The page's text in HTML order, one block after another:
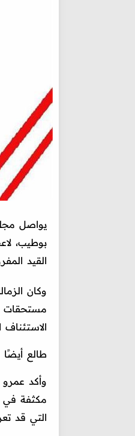
يواصل
بوطيب،
القيد
وكان
مستحقات
طالع أيضًا
وأكد عمرو
مكثفة في
التي قد